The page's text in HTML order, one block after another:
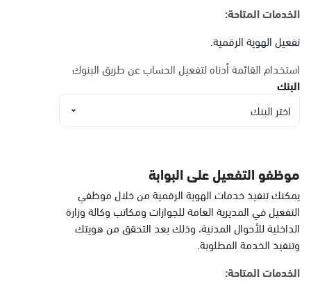
الدمام, الدمام أحوال
الشاطئ مول
الدمام, الدمام أحوال
الشاطئ مول قسم النساء
الأحد - الخميس (08:00-14:30)
التوجه للموقع
الخدمات المتاحة:
تفعيل الهوية الرقمية.
استخدام القائمة أدناه لتفعيل الحساب عن طريق البنوك
البنك
اختر البنك
موظفو التفعيل على البوابة
يمكنك تنفيذ خدمات الهوية الرقمية من خلال موظفي
التفعيل في المديرية العامة للجوازات ومكاتب وكالة وزارة
الداخلية للأحوال المدنية، وذلك بعد التحقق من هويتك
وتنفيذ الخدمة المطلوبة.
الخدمات المتاحة: